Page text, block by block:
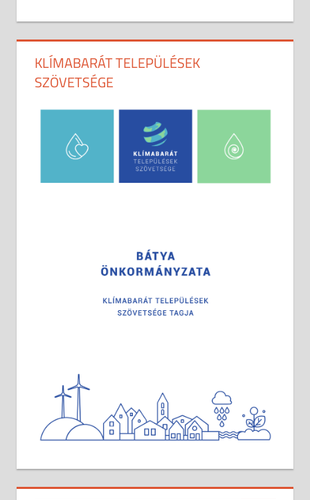
KLÍMABARÁT TELEPÜLÉSEK
SZÖVETSÉGE